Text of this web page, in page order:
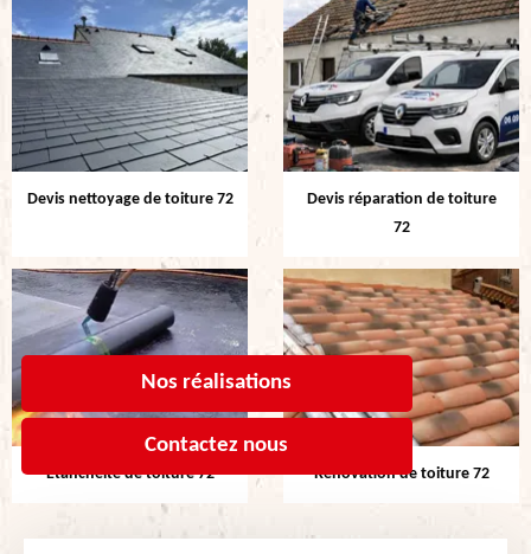
Nos réalisations
Contactez nous
Devis nettoyage de toiture 72
Devis réparation de toiture
72
Etanchéité de toiture 72 Rénovation de toiture 72